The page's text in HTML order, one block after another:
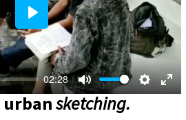
02:28
Play
urbansketching.